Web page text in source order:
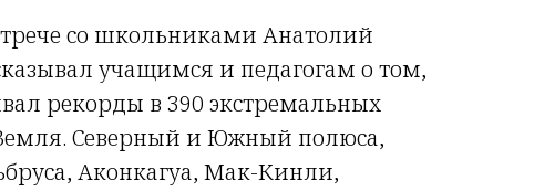
со школьниками Анатолий
учащимся и педагогам о том,
рекорды в 390 экстремальных
Северный и Южный полюса,
Аконкагуа, Мак-Кинли,